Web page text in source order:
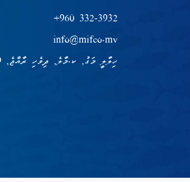
+960 332-3932
info@mifco.mv
ހިލާލީ މަގު, ކ.މާލެ, ދިވެހި ރާއްޖެ, 20389